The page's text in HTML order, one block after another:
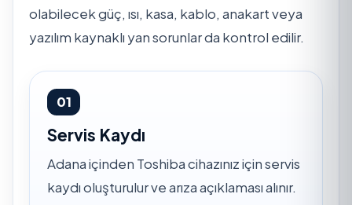
olabilecek güç, ısı, kasa, kablo, anakart veya
yazılım kaynaklı yan sorunlar da kontrol edilir.
01
Servis Kaydı
Adana içinden Toshiba cihazınız için servis
kaydı oluşturulur ve arıza açıklaması alınır.